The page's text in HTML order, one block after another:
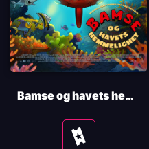
Bamse og havets hemmelighet
Se
tider